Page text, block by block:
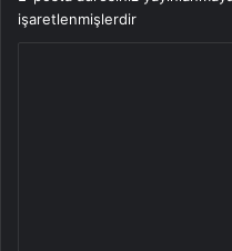
işaretlenmişlerdir